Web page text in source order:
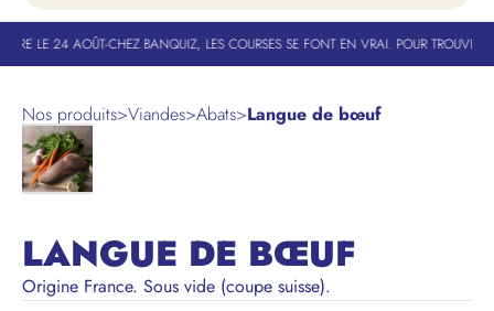
LE 24 AOÛT-CHEZ BANQUIZ, LES COURSES SE FONT EN VRAI. POUR TROUVER
Nos produits>Viandes>Abats>Langue de bœuf
LANGUE DE BŒUF
Origine France. Sous vide (coupe suisse).